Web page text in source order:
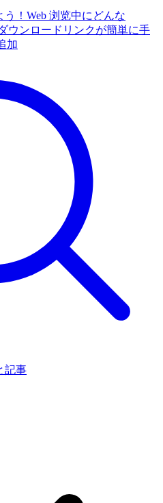
！Web 浏览中にどんな
ウンロードリンクが簡単に手
加
記事